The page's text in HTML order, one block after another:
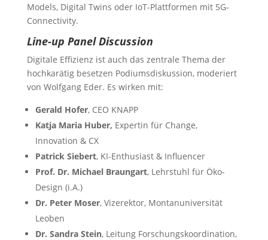
Models, Digital Twins oder IoT-Plattformen mit 5G-
Connectivity.
Line-up Panel Discussion
Digitale Effizienz ist auch das zentrale Thema der
hochkarätig besetzen Podiumsdiskussion, moderiert
von Wolfgang Eder. Es wirken mit:
Gerald Hofer, CEO KNAPP
Katja Maria Huber, Expertin für Change,
Innovation & CX
Patrick Siebert, KI-Enthusiast & Influencer
Prof. Dr. Michael Braungart, Lehrstuhl für Öko-
Design (i.A.)
Dr. Peter Moser, Vizerektor, Montanuniversität
Leoben
Dr. Sandra Stein, Leitung Forschungskoordination,